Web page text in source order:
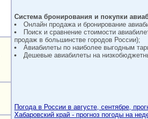
Система бронирования и покупки
Онлайн продажа и бронирование
Поиск и сравнение стоимости
продаж в большинстве городов России);
Авиабилеты по наиболее выгодным
Дешевые авиабилеты на
Погода в России в августе, сентябре,
Хабаровский край - прогноз погоды на